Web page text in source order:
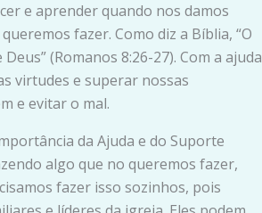
e aprender quando nos damos
fazer. Como diz a Bíblia, “O
(Romanos 8:26-27). Com a ajuda
virtudes e superar nossas
e evitar o mal.
da Ajuda e do Suporte
algo que no queremos fazer,
fazer isso sozinhos, pois